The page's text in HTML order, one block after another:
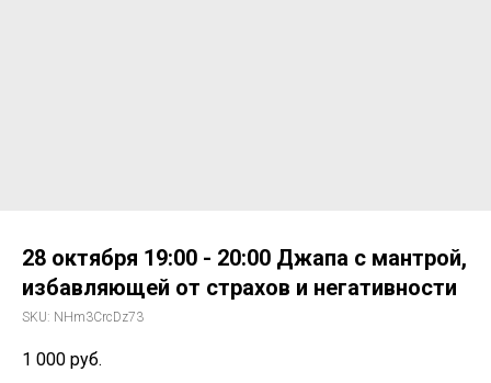
28 октября 19:00 - 20:00 Джапа с мантрой,
избавляющей от страхов и негативности
SKU: NHm3CrcDz73
1 000 руб.